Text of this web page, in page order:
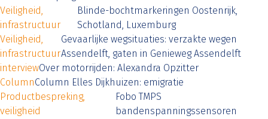
Veiligheid,
infrastructuur
Blinde-bochtmarkeringen Oostenrijk,
Schotland, Luxemburg
Veiligheid,
infrastructuur
Gevaarlijke wegsituaties: verzakte wegen
Assendelft, gaten in Genieweg Assendelft
interviewOver motorrijden: Alexandra Opzitter
ColumnColumn Elles Dijkhuizen: emigratie
Productbespreking,
veiligheid
Fobo TMPS
bandenspanningssensoren